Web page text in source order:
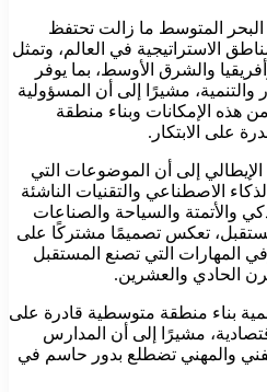
البحر المتوسط ما زالت تحتفظ
الاستراتيجية في العالم، وتمثل
والشرق الأوسط، بما يوفر
والتنمية، مشيرًا إلى أن المسؤولية
هذه الإمكانات وبناء منطقة
على الابتكار.
الإيطالي إلى أن الموضوعات التي
الاصطناعي والتقنيات الناشئة
والأتمتة والسياحة والصناعات
تعكس تصميمًا مشتركًا على
المهارات التي تصنع المستقبل
الحادي والعشرين.
بناء منطقة متوسطية قادرة على
مشيرًا إلى أن المدارس
والمهني تضطلع بدور حاسم في